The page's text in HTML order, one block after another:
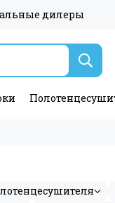
дилеры